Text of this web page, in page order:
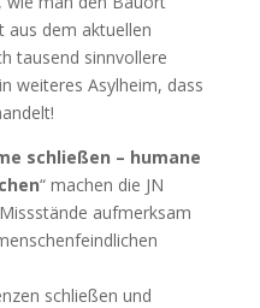
aus dem aktuellen
tausend sinnvollere
weiteres Asylheim, dass
schließen – humane
“ machen die JN
aufmerksam
schließen und